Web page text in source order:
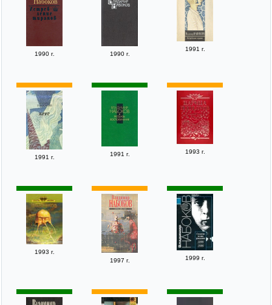
1990 г. 1990 г.
1991 г.
1991 г. 1991 г. 1993 г.
1993 г.
1997 г.
1999 г.